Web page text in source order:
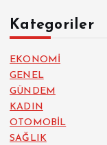
Kategoriler
EKONOMİ
GENEL
GÜNDEM
KADIN
OTOMOBİL
SAĞLIK